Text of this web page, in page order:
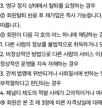
3. 영구 정지 상태에서 탈퇴를 요청하는 경우
② 회원탈퇴 완료 후 재가입은 즉시 가능합니
따릅니다.
③ 회원이 다음 각 호의 어느 하나에 해당하는
1. 다른 사람의 정보를 불법적으로 취득하거나
2. 비정상적인 방법으로 다른 사람의 서비스
정상적인 운영을 지속 저해하는 경우
3. 관계 법령에 위반되거나 사회질서에 반하는
부적절하다고 판단되는 경우
4. 페널티 제도의 적발 사례가 고의적이거나
④ 회원은 본 조 제 3항에 따른 자격상실에 대